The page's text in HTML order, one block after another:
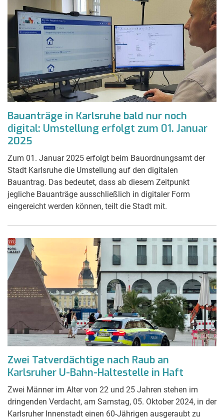
Bauanträge in Karlsruhe bald nur noch
digital: Umstellung erfolgt zum 01. Januar
2025
Zum 01. Januar 2025 erfolgt beim Bauordnungsamt der
Stadt Karlsruhe die Umstellung auf den digitalen
Bauantrag. Das bedeutet, dass ab diesem Zeitpunkt
jegliche Bauanträge ausschließlich in digitaler Form
eingereicht werden können, teilt die Stadt mit.
Zwei Tatverdächtige nach Raub an
Karlsruher U-Bahn-Haltestelle in Haft
Zwei Männer im Alter von 22 und 25 Jahren stehen im
dringenden Verdacht, am Samstag, 05. Oktober 2024, in der
Karlsruher Innenstadt einen 60-Jährigen ausgeraubt zu